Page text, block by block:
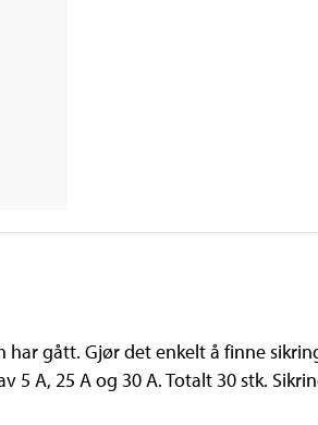
gått. Gjør det enkelt å finne
5 A, 25 A og 30 A. Totalt 30 stk.